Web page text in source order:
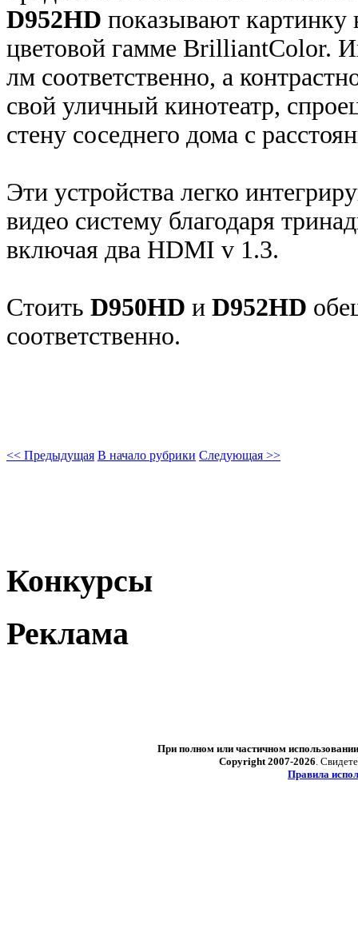
D952HD показывают
цветовой гамме BrilliantColor.
лм соответственно, а
свой уличный кинотеатр,
стену соседнего дома с
Эти устройства легко
видео систему благодаря
включая два HDMI v 1.3.
Стоить D950HD и D952HD
соответственно.
<< Предыдущая В начало рубрики Следующая >>
Конкурсы
Реклама
При полном или частичном
Copyright 2007-2026 .
Правила